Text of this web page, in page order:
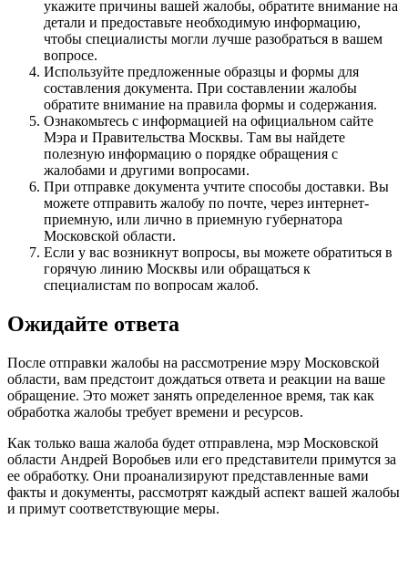
укажите причины вашей жалобы, обратите внимание на
детали и предоставьте необходимую информацию,
чтобы специалисты могли лучше разобраться в вашем
вопросе.
Используйте предложенные образцы и формы для
составления документа. При составлении жалобы
обратите внимание на правила формы и содержания.
Ознакомьтесь с информацией на официальном сайте
Мэра и Правительства Москвы. Там вы найдете
полезную информацию о порядке обращения с
жалобами и другими вопросами.
При отправке документа учтите способы доставки. Вы
можете отправить жалобу по почте, через интернет-
приемную, или лично в приемную губернатора
Московской области.
Если у вас возникнут вопросы, вы можете обратиться в
горячую линию Москвы или обращаться к
специалистам по вопросам жалоб.
Ожидайте ответа
После отправки жалобы на рассмотрение мэру Московской
области, вам предстоит дождаться ответа и реакции на ваше
обращение. Это может занять определенное время, так как
обработка жалобы требует времени и ресурсов.
Как только ваша жалоба будет отправлена, мэр Московской
области Андрей Воробьев или его представители примутся за
ее обработку. Они проанализируют представленные вами
факты и документы, рассмотрят каждый аспект вашей жалобы
и примут соответствующие меры.